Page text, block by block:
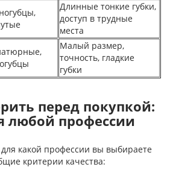
Длинные тонкие губки,
доступ в трудные
места
Малый размер,
точность, гладкие
губки
перед покупкой:
любой профессии
для какой профессии вы выбираете
критерии качества: